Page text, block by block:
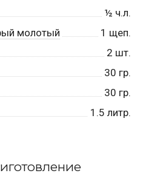
½ ч.л.
молотый
1 щеп.
2 шт.
30 гр.
30 гр.
1.5 литр.